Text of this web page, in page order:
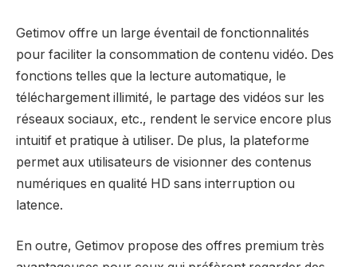
Getimov offre un large éventail de fonctionnalités
pour faciliter la consommation de contenu vidéo. Des
fonctions telles que la lecture automatique, le
téléchargement illimité, le partage des vidéos sur les
réseaux sociaux, etc., rendent le service encore plus
intuitif et pratique à utiliser. De plus, la plateforme
permet aux utilisateurs de visionner des contenus
numériques en qualité HD sans interruption ou
latence.
En outre, Getimov propose des offres premium très